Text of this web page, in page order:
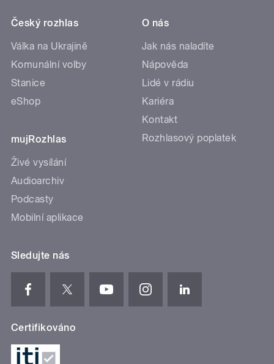
Český rozhlas
Válka na Ukrajině
Komunální volby
Stanice
eShop
mujRozhlas
Živé vysílání
Audioarchiv
Podcasty
Mobilní aplikace
O nás
Jak nás naladíte
Nápověda
Lidé v rádiu
Kariéra
Kontakt
Rozhlasový poplatek
Sledujte nás
Certifikováno